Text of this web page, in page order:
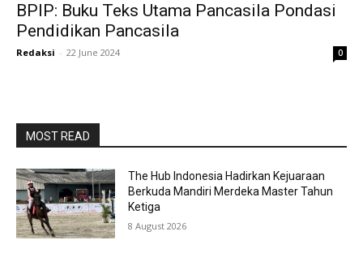
BPIP: Buku Teks Utama Pancasila Pondasi
Pendidikan Pancasila
Redaksi - 22 June 2024 0
MOST READ
The Hub Indonesia Hadirkan Kejuaraan
Berkuda Mandiri Merdeka Master Tahun
Ketiga
8 August 2026